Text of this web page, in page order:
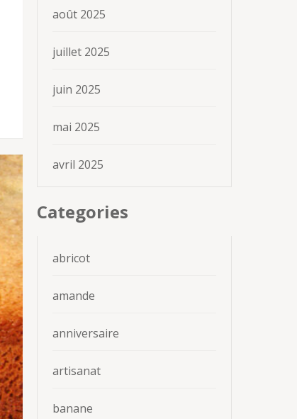
août 2025
juillet 2025
juin 2025
mai 2025
avril 2025
Categories
abricot
amande
anniversaire
artisanat
banane